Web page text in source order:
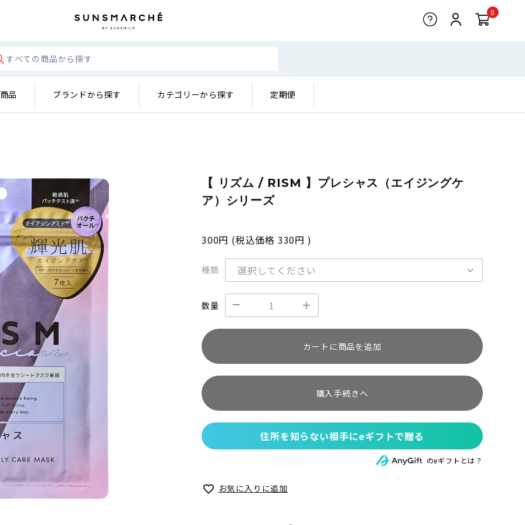
0
品 ブランドから探す カテゴリーから探す 定期便
【 リズム / RISM 】プレシャス（エイジングケ
ア）シリーズ
300円 (税込価格 330円 )
種類
数量
カートに商品を追加
購入手続きへ
住所を知らない相手にeギフトで贈る
のeギフトとは？
お気に入りに追加